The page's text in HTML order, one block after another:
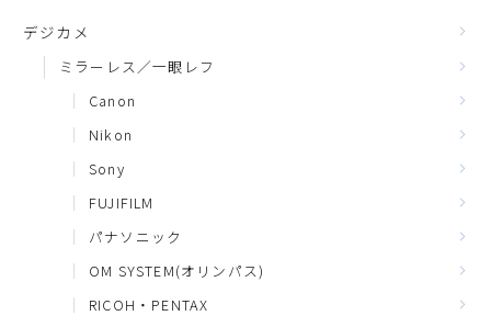
デジカメ
ミラーレス／一眼レフ
Canon
Nikon
Sony
FUJIFILM
パナソニック
OM SYSTEM(オリンパス)
RICOH・PENTAX